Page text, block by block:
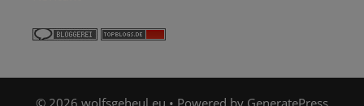
© 2026 wolfsgeheul.eu • Powered by GeneratePress